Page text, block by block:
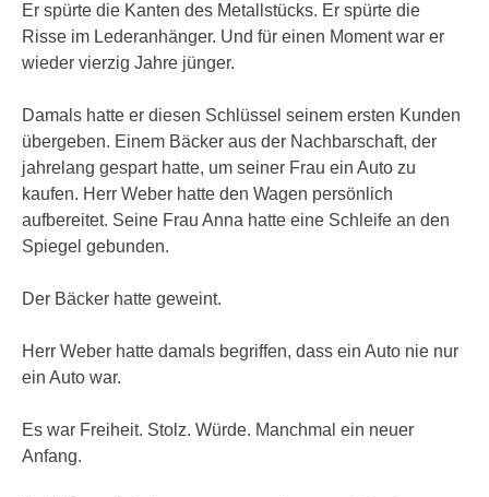
Er spürte die Kanten des Metallstücks. Er spürte die
Risse im Lederanhänger. Und für einen Moment war er
wieder vierzig Jahre jünger.
Damals hatte er diesen Schlüssel seinem ersten Kunden
übergeben. Einem Bäcker aus der Nachbarschaft, der
jahrelang gespart hatte, um seiner Frau ein Auto zu
kaufen. Herr Weber hatte den Wagen persönlich
aufbereitet. Seine Frau Anna hatte eine Schleife an den
Spiegel gebunden.
Der Bäcker hatte geweint.
Herr Weber hatte damals begriffen, dass ein Auto nie nur
ein Auto war.
Es war Freiheit. Stolz. Würde. Manchmal ein neuer
Anfang.